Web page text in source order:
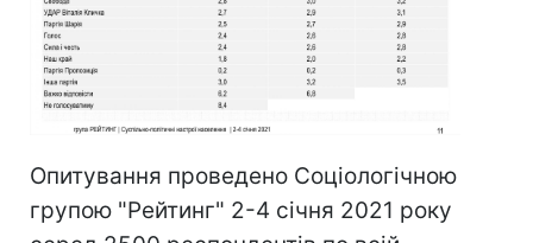
Опитування проведено Соціологічною
групою "Рейтинг" 2-4 січня 2021 року